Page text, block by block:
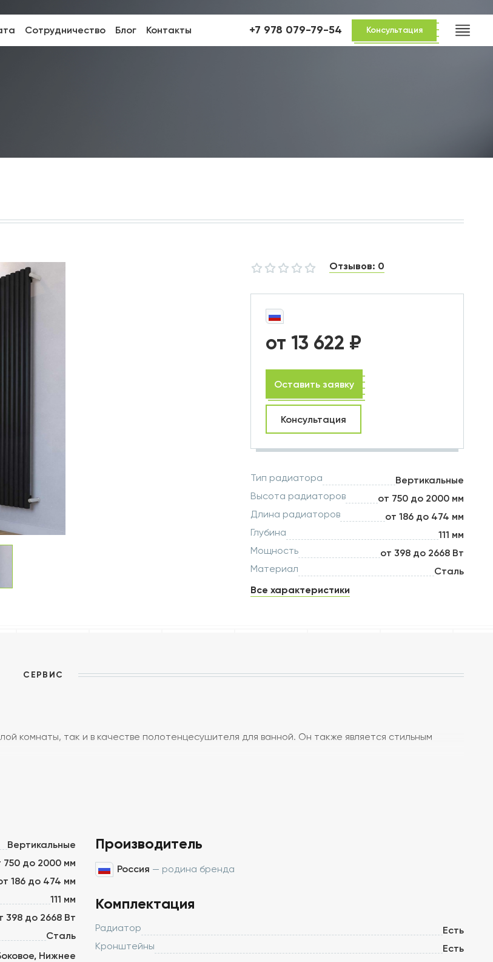
Сотрудничество Блог Контакты +7 978 079-79-54 Консультация
Отзывов: 0
от 13 622 ₽
Оставить заявку
Консультация
Тип радиатора Вертикальные
Высота радиаторов от 750 до 2000 мм
Длина радиаторов от 186 до 474 мм
Глубина 111 мм
Мощность от 398 до 2668 Вт
Материал Сталь
Все характеристики
СЕРВИС
комнаты, так и в качестве полотенцесушителя для ванной. Он также является стильным
Вертикальные
750 до 2000 мм
186 до 474 мм
111 мм
398 до 2668 Вт
Сталь
Нижнее
Производитель
Россия — родина бренда
Комплектация
Радиатор Есть
Кронштейны Есть